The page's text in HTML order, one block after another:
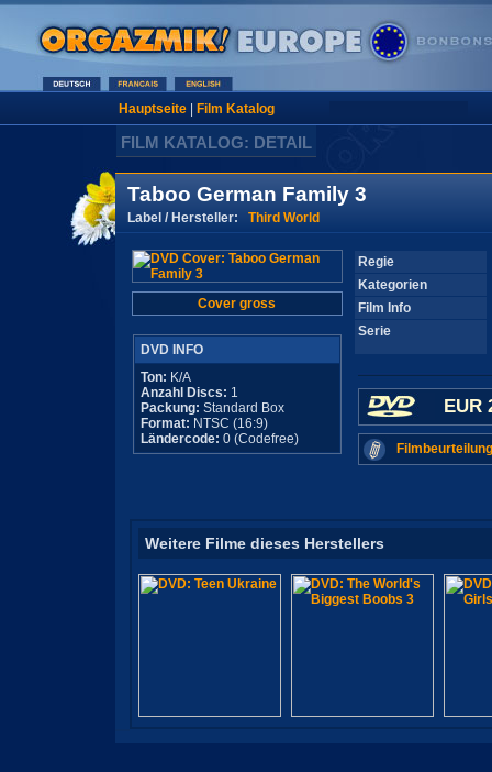
Hauptseite| Film Katalog
FILM KATALOG: DETAIL
Taboo German Family 3
Label / Hersteller: Third World
Cover gross
DVD INFO
Ton: K/A
Anzahl Discs: 1
Packung: Standard Box
Format: NTSC (16:9)
Ländercode: 0 (Codefree)
Regie
Kategorien
Film Info
Serie
EUR
Weitere Filme dieses Herstellers